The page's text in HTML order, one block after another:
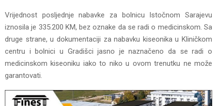
Vrijednost posljednje nabavke za bolnicu Istočnom Sarajevu
iznosila je 335.200 KM, bez oznake da se radi o medicinskom. Sa
druge strane, u dokumentaciji za nabavku kiseonika u Kliničkom
centru i bolnici u Gradišci jasno je naznačeno da se radi o
medicinskom kiseoniku iako to niko u ovom trenutku ne može
garantovati.